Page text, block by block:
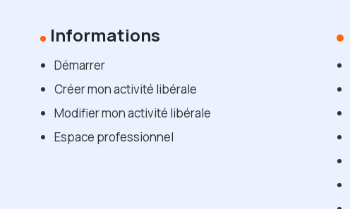
Informations
Démarrer
Créer mon activité libérale
Modifier mon activité libérale
Espace professionnel